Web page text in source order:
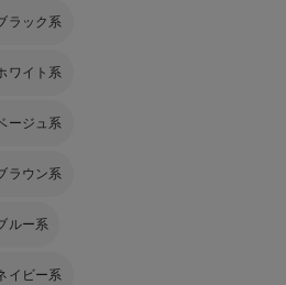
ラック系
ワイト系
ージュ系
ラウン系
ルー系
イビー系